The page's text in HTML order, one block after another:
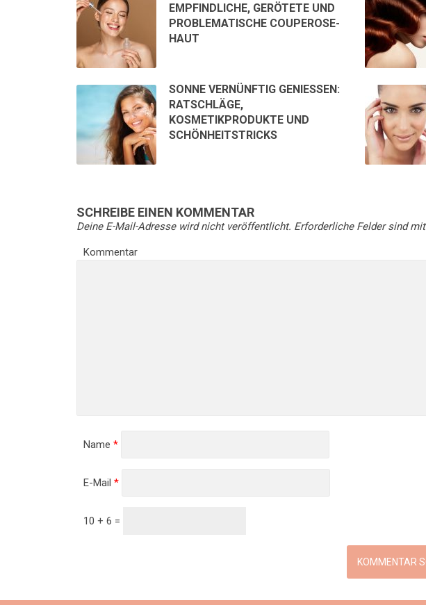
EMPFINDLICHE, GERÖTETE UND
PROBLEMATISCHE COUPEROSE-
HAUT
SONNE VERNÜNFTIG GENIESSEN: R
ATSCHLÄGE, K
OSMETIKPRODUKTE UND S
CHÖNHEITSTRICKS
SCHREIBE EINEN KOMMENTAR
Deine E-Mail-Adresse wird nicht veröffentlicht. Erforderliche Felder sind mit
Kommentar
Name *
E-Mail *
10 + 6 =